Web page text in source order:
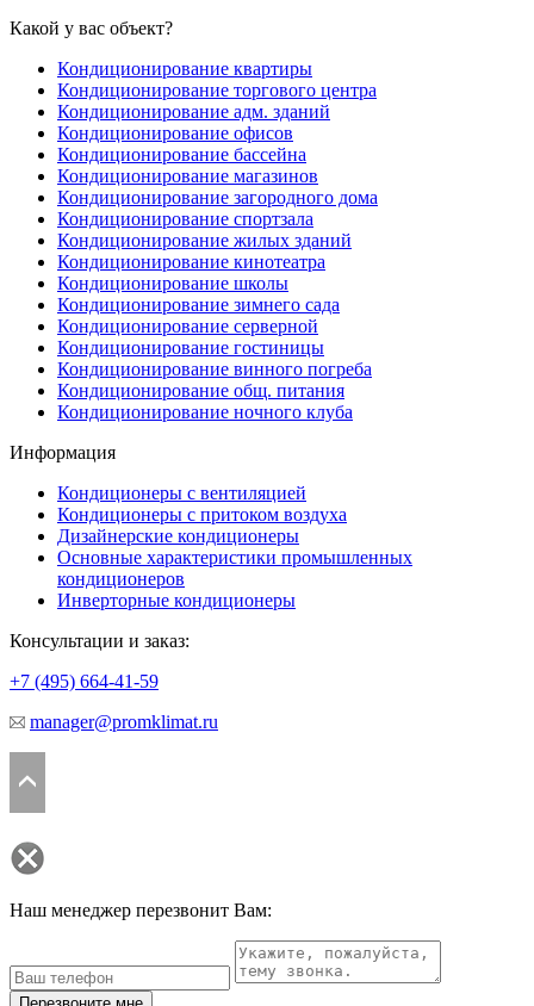
Какой у вас объект?
Кондиционирование квартиры
Кондиционирование торгового центра
Кондиционирование адм. зданий
Кондиционирование офисов
Кондиционирование бассейна
Кондиционирование магазинов
Кондиционирование загородного дома
Кондиционирование спортзала
Кондиционирование жилых зданий
Кондиционирование кинотеатра
Кондиционирование школы
Кондиционирование зимнего сада
Кондиционирование серверной
Кондиционирование гостиницы
Кондиционирование винного погреба
Кондиционирование общ. питания
Кондиционирование ночного клуба
Информация
Кондиционеры с вентиляцией
Кондиционеры с притоком воздуха
Дизайнерские кондиционеры
Основные характеристики промышленных
кондиционеров
Инверторные кондиционеры
Консультации и заказ:
+7 (495) 664-41-59
manager@promklimat.ru
Наш менеджер перезвонит Вам: